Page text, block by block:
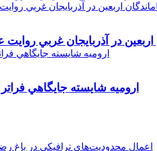
اربعين در آذربايجان غربي
اروميه شايسته جايگاهي